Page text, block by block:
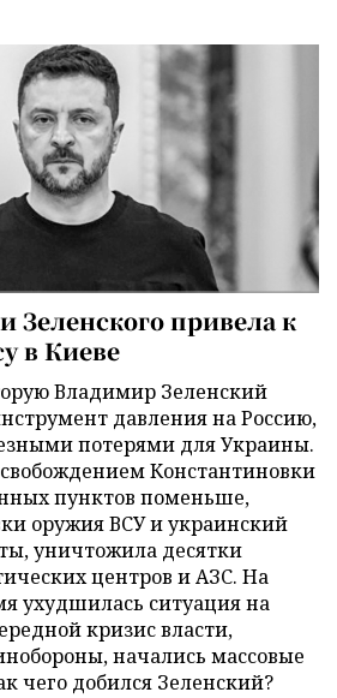
Зеленского привела к
в Киеве
Владимир Зеленский
давления на Россию,
потерями для Украины.
Константиновки
пунктов поменьше,
оружия ВСУ и украинский
уничтожила десятки
центров и АЗС. На
ухудшилась ситуация на
кризис власти,
начались массовые
чего добился Зеленский?